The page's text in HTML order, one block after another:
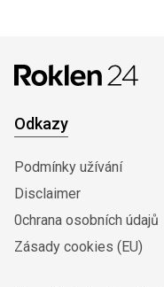
Odkazy
Podmínky užívání
Disclaimer
0chrana osobních údajů
Zásady cookies (EU)